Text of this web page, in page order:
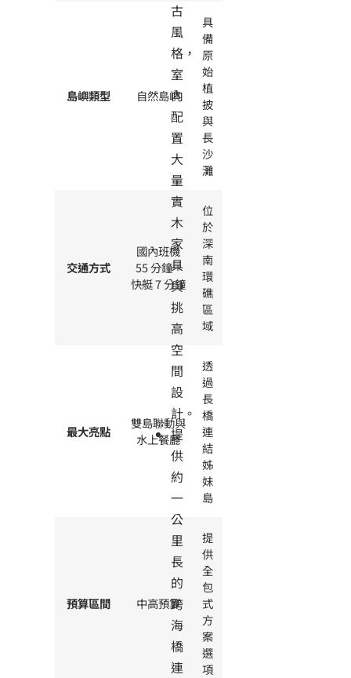
島嶼類型 自然島嶼
具
備
原
始
植
披
與
長
沙
灘
交通方式
國內班機
55 分鐘 +
快艇 7 分鐘
位
於
深
南
環
礁
區
域
最大亮點
雙島聯動與
水上餐廳
透
過
長
橋
連
結
姊
妹
島
預算區間 中高預算
提
供
全
包
式
方
案
選
項
古
風
格，
室
內
配
置
大
量
實
木
家
具
與
挑
高
空
間
設
計。
提
供
約
一
公
里
長
的
跨
海
橋
連